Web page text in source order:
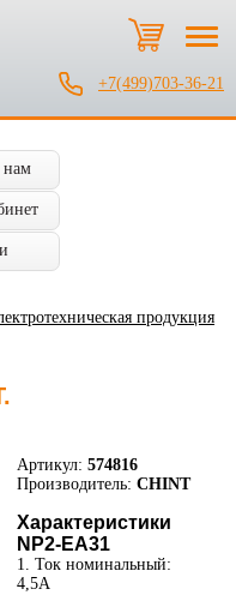
+7(499)703-36-21
продукция
Артикул: 574816
Производитель: CHINT
Характеристики
NP2-EA31
1. Ток номинальный:
4,5А